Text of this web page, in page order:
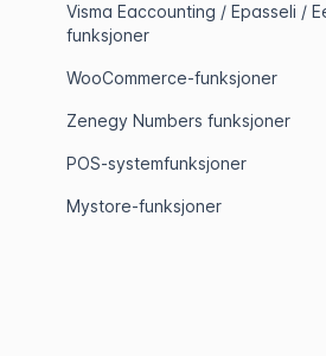
Visma Eaccounting / Epasseli /
funksjoner
WooCommerce-funksjoner
Zenegy Numbers funksjoner
POS-systemfunksjoner
Mystore-funksjoner